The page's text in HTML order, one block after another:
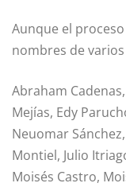
Aunque el
nombres de
Abraham
Mejías, Edy
Neuomar
Montiel, Julio
Moisés Castro,